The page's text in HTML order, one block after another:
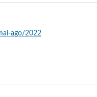
ago/2022